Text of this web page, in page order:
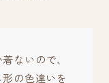
ないので、
の色違いを